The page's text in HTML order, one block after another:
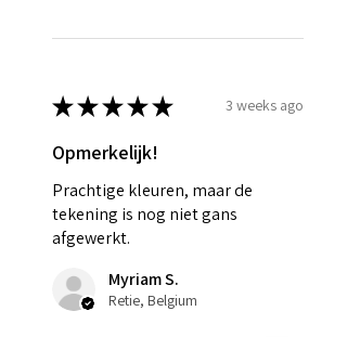
★★★★★ 3 weeks ago
Opmerkelijk!
Prachtige kleuren, maar de
tekening is nog niet gans
afgewerkt.
Myriam S.
Retie, Belgium